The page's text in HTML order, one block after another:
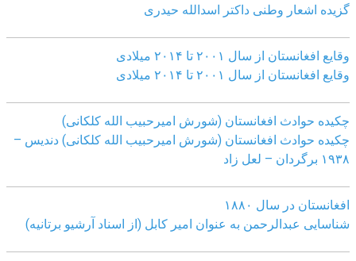
گزیده اشعار وطنی داکتر اسدالله حیدری
وقایع افغانستان از سال ۲۰۰۱ تا ۲۰۱۴ میلادی
وقایع افغانستان از سال ۲۰۰۱ تا ۲۰۱۴ میلادی
چکیده حوادث افغانستان (شورش امیرحبیب الله کلکانی)
چکیده حوادث افغانستان (شورش امیرحبیب الله کلکانی) دندیس –
١٩٣٨ برگردان – لعل زاد
افغانستان در سال ۱۸۸۰
شناسایی عبدالرحمن به عنوان امیر کابل (از اسناد آرشیو برتانیه)